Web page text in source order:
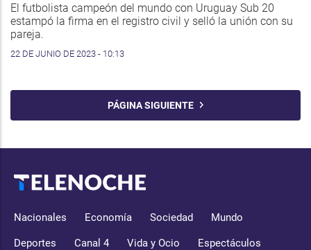
El futbolista campeón del mundo con Uruguay Sub 20
estampó la firma en el registro civil y selló la unión con su
pareja.
22 DE JUNIO DE 2023 - 10:13
PÁGINA SIGUIENTE
Nacionales Economía Sociedad Mundo
Deportes Canal 4 Vida y Ocio Espectáculos